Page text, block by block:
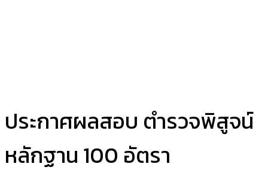
ประกาศผลสอบ ตำรวจพิสูจน์
หลักฐาน 100 อัตรา